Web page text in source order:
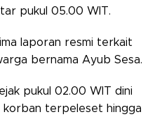
pukul 05.00 WIT.
laporan resmi terkait
bernama Ayub Sesa.
pukul 02.00 WIT dini
korban terpeleset hingga